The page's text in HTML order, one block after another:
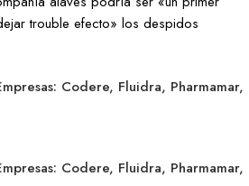
trouble efecto» los despidos
Codere, Fluidra, Pharmamar,
Codere, Fluidra, Pharmamar,